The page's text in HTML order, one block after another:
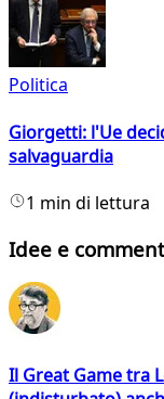
Politica
Giorgetti: l'Ue
salvaguardia
1 min di lettura
Idee e
Il Great Game tra